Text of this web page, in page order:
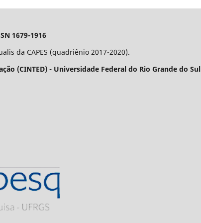
1679-1916
da CAPES (quadriênio 2017-2020).
(CINTED) - Universidade Federal do Rio Grande do Sul